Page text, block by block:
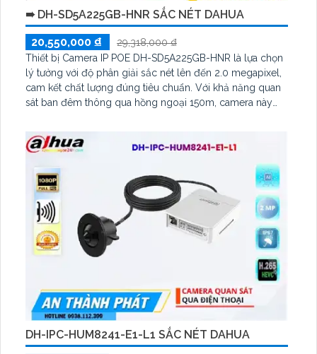
➠ DH-SD5A225GB-HNR SẮC NÉT DAHUA
20,550,000 ₫
29,318,000 ₫
Thiết bị Camera IP POE DH-SD5A225GB-HNR là lựa chọn
lý tưởng với độ phân giải sắc nét lên đến 2.0 megapixel,
cam kết chất lượng đúng tiêu chuẩn. Với khả năng quan
sát ban đêm thông qua hồng ngoại 150m, camera này
mạnh mẽ mà không làm giảm chất lượng hình ảnh
DH-IPC-HUM8241-E1-L1 SẮC NÉT DAHUA